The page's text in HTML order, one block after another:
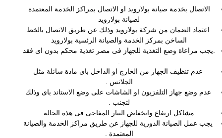
الاتصال بخدمة صيانة بولارويد او الاتصال بمراكز الخدمة المعتمدة
لصيانة بولارويد
اعتماد الضمان من شركة بولارويد وذلك عن طريق الاتصال بالخط
الساخن بمركز الخدمة والصيانة الرئسية بولارويد
.يجب مراعاة وضع التغذية للجهاز فى مصر تغذية محكم بدون اى فقد
عدم تنظيف الجهاز من الخارج او الداخل باى مادة سائلة مثل
الجلانس .
عدم وضع جهاز التلفزيون او الشاشات على وضع الاستاند باى وذلك
لتجنب .
مشاكل ارتفاع وانخفاض التيار المفاجى فى هذه الحاله
يجب عمل الصيانة الدورية للجهاز عن طريق مراكز الخدمة والصيانة
المعتمدة .